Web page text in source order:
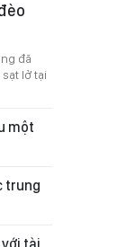
đã
lở tại
một
trung